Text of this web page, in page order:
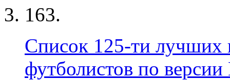
163.
Список 125-ти лучших
футболистов по